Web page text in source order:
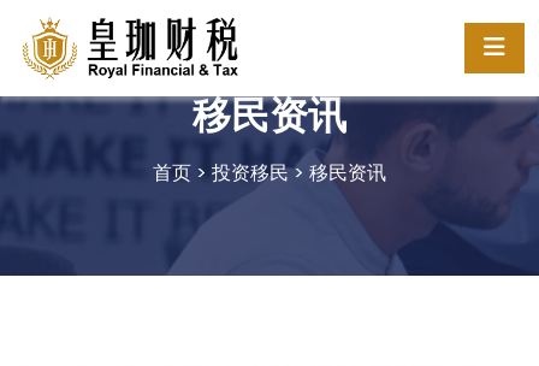
移民资讯
首页 > 投资移民> 移民资讯